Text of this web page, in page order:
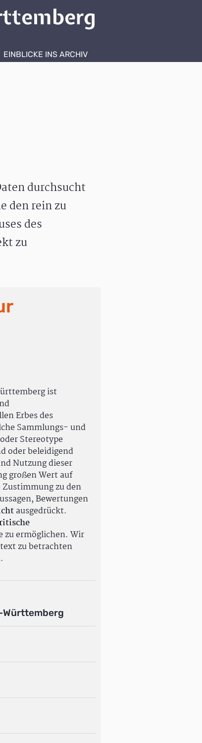
EINBLICKE INS ARCHIV
durchsucht
den rein zu
des
zu
ist
Erbes des
Sammlungs- und
Stereotype
oder beleidigend
Nutzung dieser
großen Wert auf
Zustimmung zu den
Bewertungen
ausgedrückt.
zu ermöglichen. Wir
zu betrachten
Württemberg